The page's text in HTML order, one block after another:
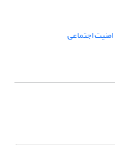
امنیت اجتماعی